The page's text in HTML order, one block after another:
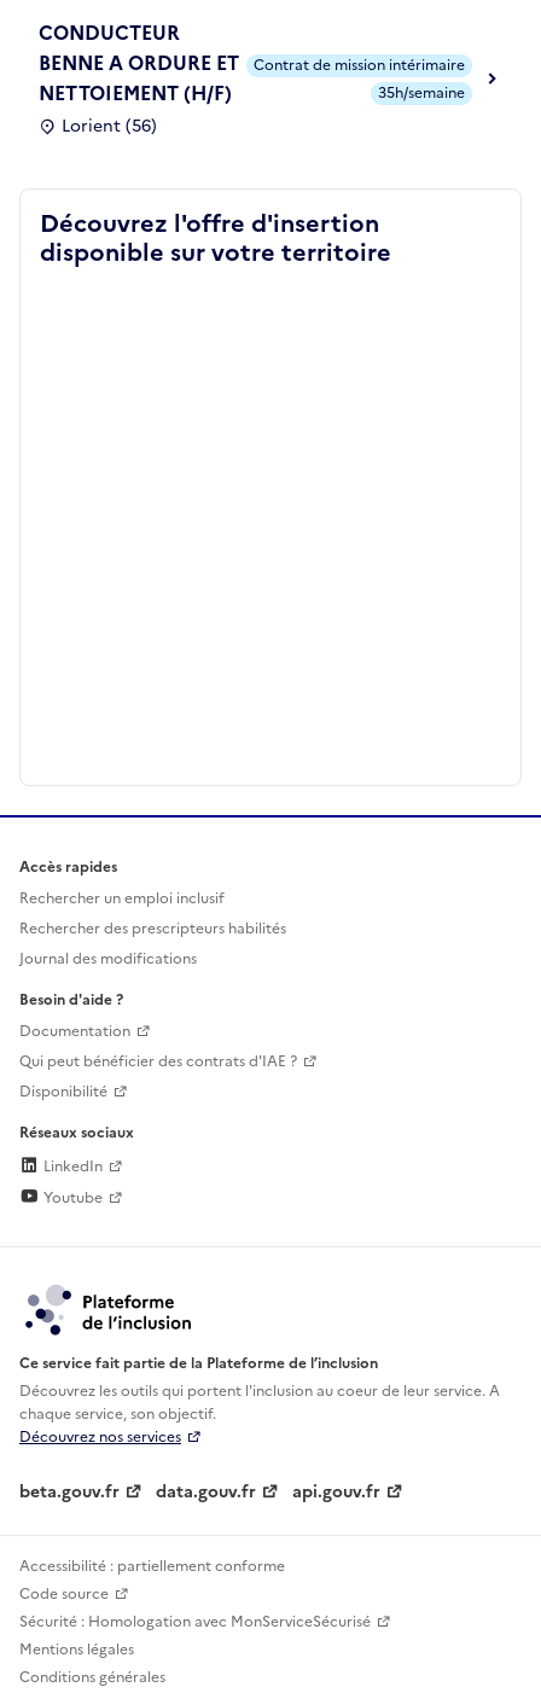
CONDUCTEUR
BENNE A ORDURE ET
NETTOIEMENT (H/F)
Lorient (56)
Contrat de mission intérimaire
35h/semaine
Découvrez l'offre d'insertion
disponible sur votre territoire
Accès rapides
Rechercher un emploi inclusif
Rechercher des prescripteurs habilités
Journal des modifications
Besoin d'aide ?
Documentation
Qui peut bénéficier des contrats d'IAE ?
Disponibilité
Réseaux sociaux
LinkedIn
Youtube
Ce service fait partie de la Plateforme de l’inclusion
Découvrez les outils qui portent l'inclusion aucoeur de leur service. A
chaque service, son objectif.
Découvrez nos services
beta.gouv.fr data.gouv.fr api.gouv.fr
Accessibilité : partiellement conforme
Code source
Sécurité : Homologation avec MonServiceSécurisé
Mentions légales
Conditions générales